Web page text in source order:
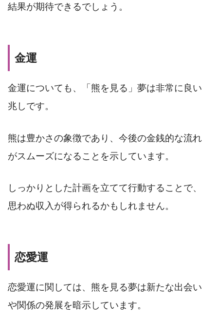
結果が期待できるでしょう。
金運
金運についても、「熊を見る」夢は非常に良い
兆しです。
熊は豊かさの象徴であり、今後の金銭的な流れ
がスムーズになることを示しています。
しっかりとした計画を立てて行動することで、
思わぬ収入が得られるかもしれません。
恋愛運
恋愛運に関しては、熊を見る夢は新たな出会い
や関係の発展を暗示しています。